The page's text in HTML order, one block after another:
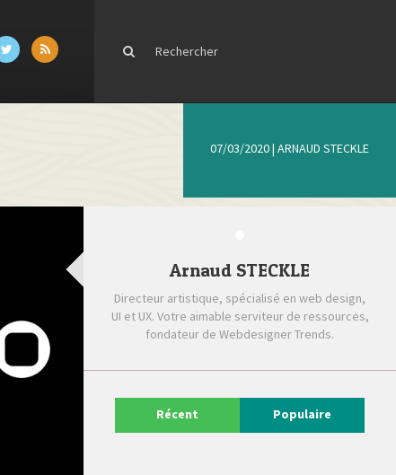
07/03/2020| ARNAUD STECKLE
Arnaud STECKLE
Directeur artistique, spécialisé en web design,
UI et UX. Votre aimable serviteur de ressources,
fondateur de Webdesigner Trends.
Récent Populaire